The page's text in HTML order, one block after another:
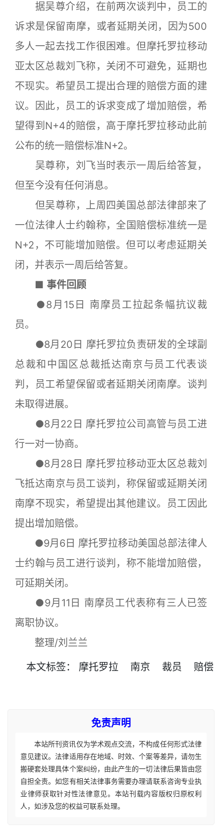
据吴尊介绍，在前两次谈判中，员工的
诉求是保留南摩，或者延期关闭，因为500
多人一起去找工作很困难。但摩托罗拉移动
亚太区总裁刘飞称，关闭不可避免，延期也
不现实。希望员工提出合理的赔偿方面的建
议。因此，员工的诉求变成了增加赔偿，希
望得到N+4的赔偿，高于摩托罗拉移动此前
公布的统一赔偿标准N+2。
吴尊称，刘飞当时表示一周后给答复，
但至今没有任何消息。
但吴尊称，上周四美国总部法律部来了
一位法律人士约翰称，全国赔偿标准统一是
N+2，不可能增加赔偿。但可以考虑延期关
闭，并表示一周后给答复。
■ 事件回顾
●8月15日 南摩员工拉起条幅抗议裁
员。
●8月20日 摩托罗拉负责研发的全球副
总裁和中国区总裁抵达南京与员工代表谈
判，员工希望保留或者延期关闭南摩。谈判
未取得进展。
●8月22日 摩托罗拉公司高管与员工进
行一对一协商。
●8月28日 摩托罗拉移动亚太区总裁刘
飞抵达南京与员工谈判，称保留或延期关闭
南摩不现实，希望提出其他建议。员工因此
提出增加赔偿。
●9月6日 摩托罗拉移动美国总部法律人
士约翰与员工进行谈判，称不能增加赔偿，
可延期关闭。
●9月11日 南摩员工代表称有三人已签
离职协议。
整理/刘兰兰
本文标签： 摩托罗拉 南京 裁员 赔偿
免责声明
本站所刊资讯仅为学术观点交流，不构成任何形式法律
意见建议。法律适用存在地域、时效、个案等差异，请勿生
搬硬套处理具体个案纠纷，由此产生的一切法律后果皆由您
自担全责。如您有相关法律事务需要办理请联系咨询专业执
业律师获取针对性法律意见。本站刊载内容版权归原权利
人，如涉及您的权益可联系处理。